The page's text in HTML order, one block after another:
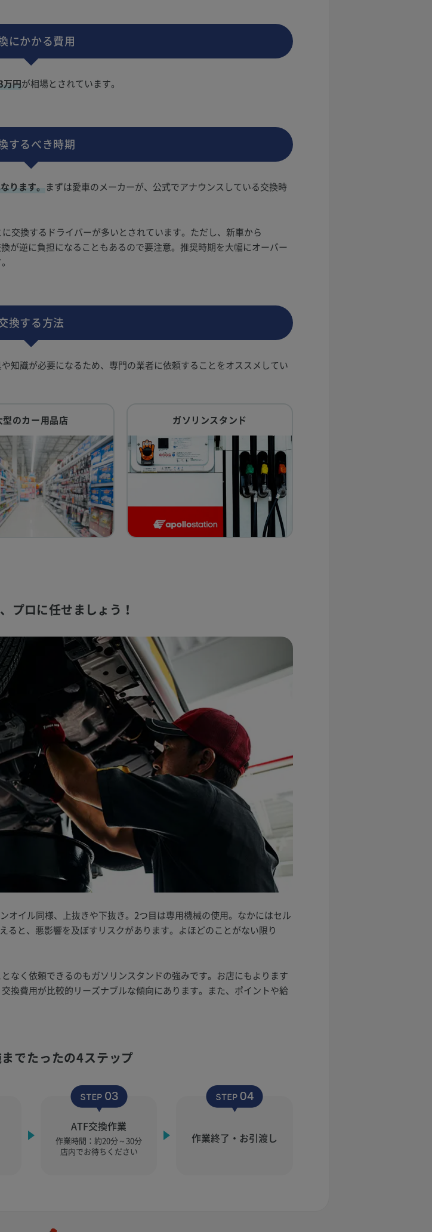
にかかる費用
万円が相場とされています。
するべき時期
ります。 まずは愛車のメーカーが、公式でアナウンスしている交換時
交換するドライバーが多いとされています。ただし、新車から
が逆に負担になることもあるので要注意。推奨時期を大幅にオーバー
換する方法
知識が必要になるため、専門の業者に依頼することをオススメしてい
型のカー用品店 ガソリンスタンド
プロに任せましょう！
オイル同様、上抜きや下抜き。2つ目は専用機械の使用。なかにはセル
ると、悪影響を及ぼすリスクがあります。よほどのことがない限り
なく依頼できるのもガソリンスタンドの強みです。お店にもよります
換費用が比較的リーズナブルな傾向にあります。また、ポイントや給
でたったの4ステップ
ATF交換作業
作業時間：約20分～30分
店内でお待ちください
作業終了・お引渡し